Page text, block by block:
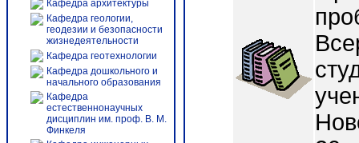
Кафедра архитектуры
Кафедра геологии,
геодезии и безопасности
жизнедеятельности
Кафедра геотехнологии
Кафедра дошкольного и
начального образования
Кафедра
естественнонаучных
дисциплин им. проф. В. М.
Финкеля